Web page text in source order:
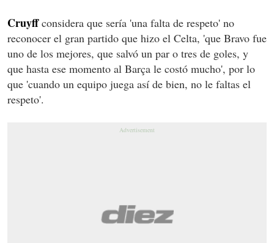
Cruyffconsidera que sería 'una falta de respeto' no
reconocer el gran partido que hizo el Celta, 'que Bravo fue
uno de los mejores, que salvó un par o tres de goles, y
que hasta ese momento al Barça le costó mucho', por lo
que 'cuando un equipo juega así de bien, no le faltas el
respeto'.